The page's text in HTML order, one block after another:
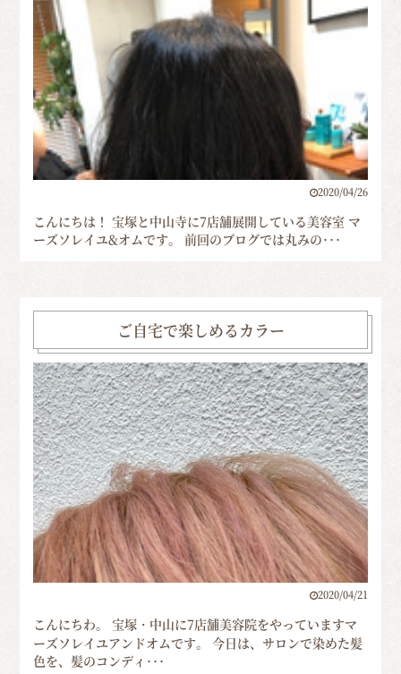
2020/04/26
こんにちは！ 宝塚と中山寺に7店舗展開している美容室 マ
ーズソレイユ&オムです。 前回のブログでは丸みの･･･
ご自宅で楽しめるカラー
2020/04/21
こんにちわ。 宝塚・中山に7店舗美容院をやっていますマ
ーズソレイユアンドオムです。 今日は、サロンで染めた髪
色を、髪のコンディ･･･